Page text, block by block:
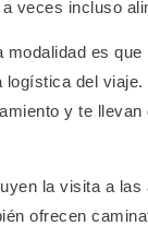
veces incluso
modalidad es que
logística del
y te
la visita a las
ofrecen